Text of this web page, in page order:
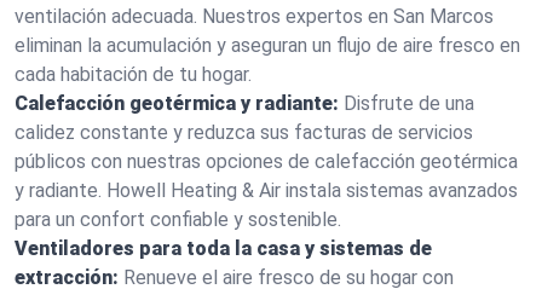
ventilación adecuada. Nuestros expertos en San Marcos
eliminan la acumulación y aseguran un flujo de aire fresco en
cada habitación de tu hogar.
Calefacción geotérmica y radiante: Disfrute de una
calidez constante y reduzca sus facturas de servicios
públicos con nuestras opciones de calefacción geotérmica
y radiante. Howell Heating & Air instala sistemas avanzados
para un confort confiable y sostenible.
Ventiladores para toda la casa y sistemas de
extracción: Renueve el aire fresco de su hogar con